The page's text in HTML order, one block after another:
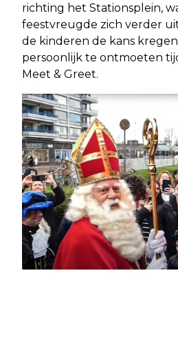
richting het Stationsplein,
feestvreugde zich verder
de kinderen de kans
persoonlijk te ontmoeten
Meet & Greet.